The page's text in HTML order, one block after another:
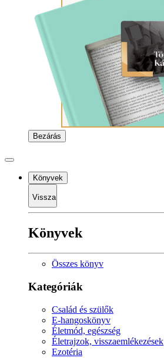
Bezárás
Könyvek
Vissza
Könyvek
Összes könyv
Kategóriák
Család és szülők
E-hangoskönyv
Életmód, egészség
Életrajzok, visszaemlékezések
Ezotéria